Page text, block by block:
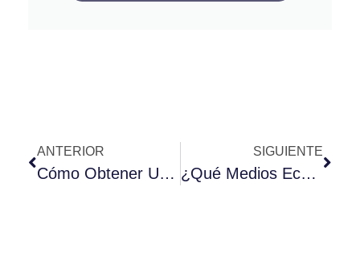
ANTERIOR
Cómo Obtener Un Permiso De Residencia De Larga Duración En España
SIGUIENTE
¿Qué Medios Económicos Se Necesitan Para Reagrupar A Tus Familiares?